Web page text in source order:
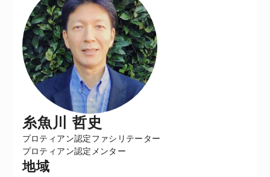
糸魚川 哲史
プロティアン認定ファシリテーター
プロティアン認定メンター
地域